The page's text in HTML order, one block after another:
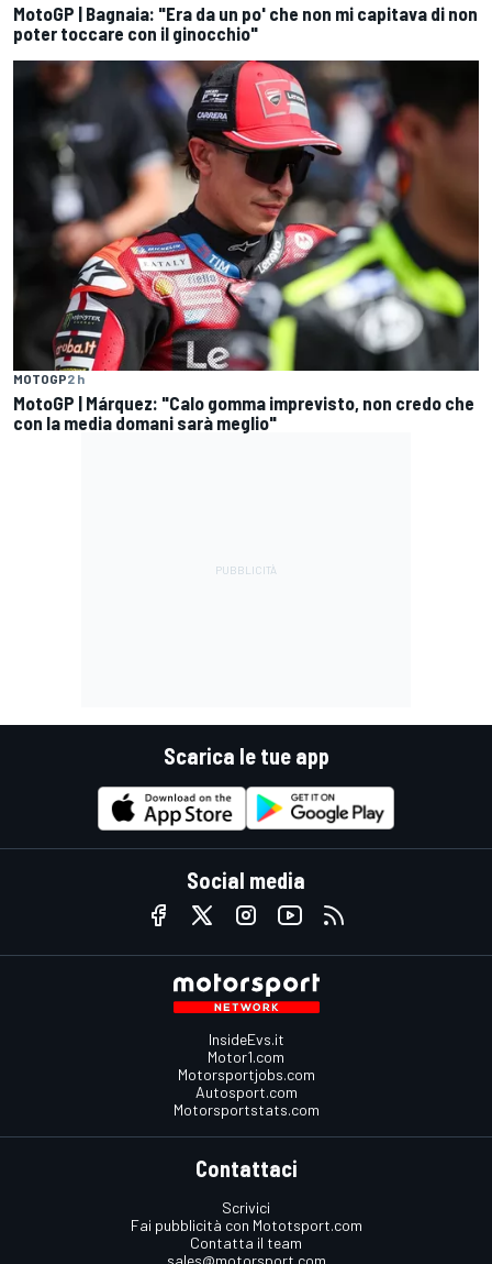
MotoGP | Bagnaia: "Era da un po' che non mi capitava di non
poter toccare con il ginocchio"
MOTOGP2 h
MotoGP | Márquez: "Calo gomma imprevisto, non credo che
con la media domani sarà meglio"
Scarica le tue app
Social media
InsideEvs.it
Motor1.com
Motorsportjobs.com
Autosport.com
Motorsportstats.com
Contattaci
Scrivici
Fai pubblicità con Mototsport.com
Contatta il team
sales@motorsport.com